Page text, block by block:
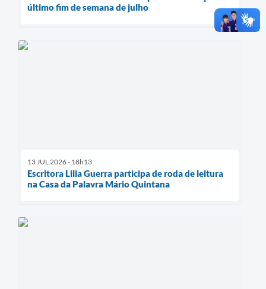
último fim de semana de julho
13 JUL 2026 - 18h13
Escritora Lilia Guerra participa de roda de leitura
na Casa da Palavra Mário Quintana